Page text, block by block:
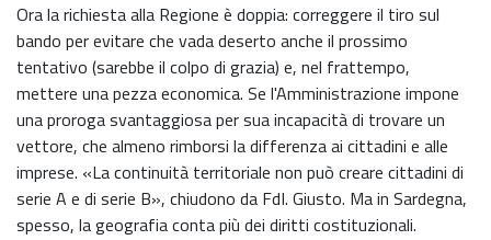
Ora la richiesta alla Regione è doppia: correggere il tiro sul
bando per evitare che vada deserto anche il prossimo
tentativo (sarebbe il colpo di grazia) e, nel frattempo,
mettere una pezza economica. Se l'Amministrazione impone
una proroga svantaggiosa per sua incapacità di trovare un
vettore, che almeno rimborsi la differenza ai cittadini e alle
imprese. «La continuità territoriale non può creare cittadini di
serie A e di serie B», chiudono da FdI. Giusto. Ma in Sardegna,
spesso, la geografia conta più dei diritti costituzionali.